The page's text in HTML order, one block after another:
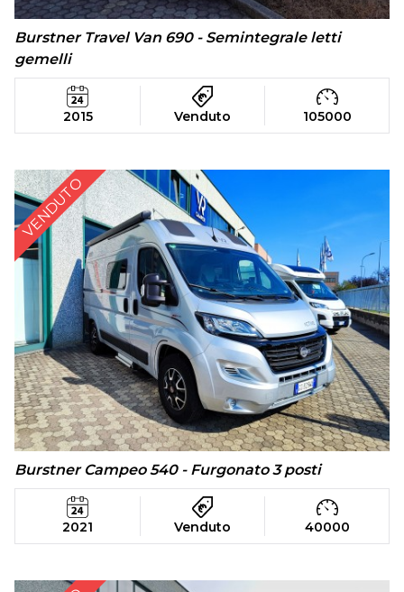
Burstner Travel Van 690 - Semintegrale letti
gemelli
2015 Venduto 105000
VENDUTO
Burstner Campeo 540 - Furgonato 3 posti
2021 Venduto 40000